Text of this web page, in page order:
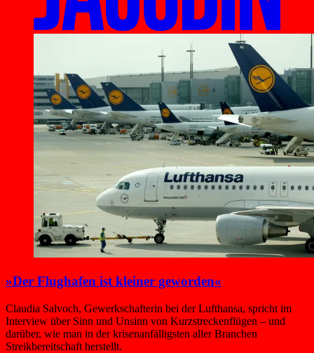
»Der Flughafen ist kleiner geworden«
Claudia Salvoch, Gewerkschafterin bei der Lufthansa, spricht im
Interview über Sinn und Unsinn von Kurzstreckenflügen – und
darüber, wie man in der krisenanfälligsten aller Branchen
Streikbereitschaft herstellt.